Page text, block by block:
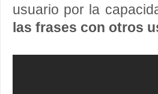
usuario por la
las frases con otros